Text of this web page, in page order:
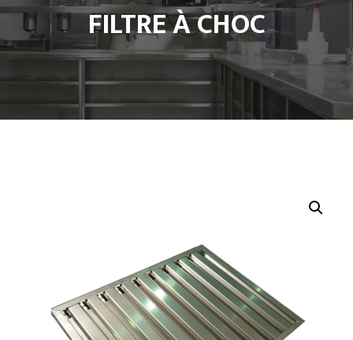
FILTRE À CHOC